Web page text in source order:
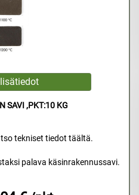
SAVI ,PKT:10 KG
tekniset tiedot täältä.
palava käsinrakennussavi.